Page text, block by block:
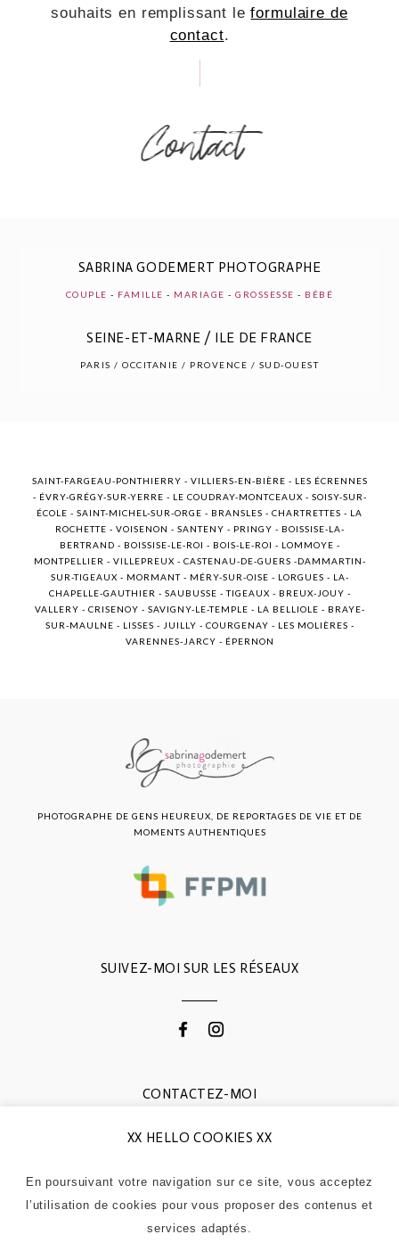
souhaits en remplissant leformulaire de
contact.
Contact
SABRINA GODEMERT PHOTOGRAPHE
COUPLE - FAMILLE - MARIAGE -GROSSESSE - BÉBÉ
SEINE-ET-MARNE / ILE DE FRANCE
PARIS / OCCITANIE / PROVENCE / SUD-OUEST
SAINT-FARGEAU-PONTHIERRY - VILLIERS-EN-BIÈRE - LES ÉCRENNES
- ÉVRY-GRÉGY-SUR-YERRE - LE COUDRAY-MONTCEAUX - SOISY-SUR-
ÉCOLE - SAINT-MICHEL-SUR-ORGE - BRANSLES - CHARTRETTES - LA
ROCHETTE - VOISENON - SANTENY - PRINGY - BOISSISE-LA-
BERTRAND - BOISSISE-LE-ROI - BOIS-LE-ROI - LOMMOYE -
MONTPELLIER - VILLEPREUX - CASTENAU-DE-GUERS -DAMMARTIN-
SUR-TIGEAUX - MORMANT - MÉRY-SUR-OISE - LORGUES - LA-
CHAPELLE-GAUTHIER - SAUBUSSE - TIGEAUX - BREUX-JOUY -
VALLERY - CRISENOY - SAVIGNY-LE-TEMPLE - LA BELLIOLE - BRAYE-
SUR-MAULNE - LISSES - JUILLY - COURGENAY - LES MOLIÈRES -
VARENNES-JARCY - ÉPERNON
SUIVEZ-MOI SUR LES RÉSEAUX
PHOTOGRAPHE DE GENS HEUREUX, DE REPORTAGES DE VIE ET DE
MOMENTS AUTHENTIQUES
CONTACTEZ-MOI
contactgodemert@gmail.com
XX HELLO COOKIES XX
En poursuivant votre navigation sur ce site, vous acceptez
l’utilisation de cookies pour vous proposer des contenus et
services adaptés.